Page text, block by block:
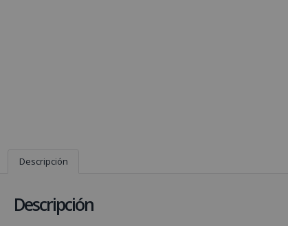
Descripción
Descripción